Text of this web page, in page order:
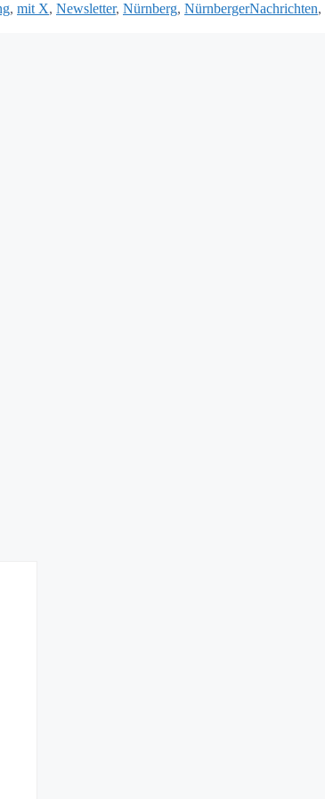
, mit X, Newsletter, Nürnberg, NürnbergerNachrichten,